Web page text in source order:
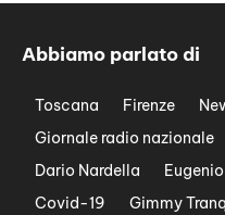
Abbiamo parlato di
Toscana Firenze
Giornale radio nazionale
Dario Nardella
Covid-19
Gimmy